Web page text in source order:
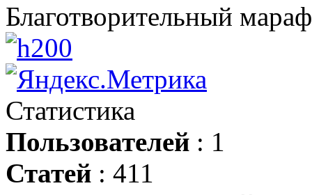
Благотворительный
Статистика
Пользователей : 1
Статей : 411